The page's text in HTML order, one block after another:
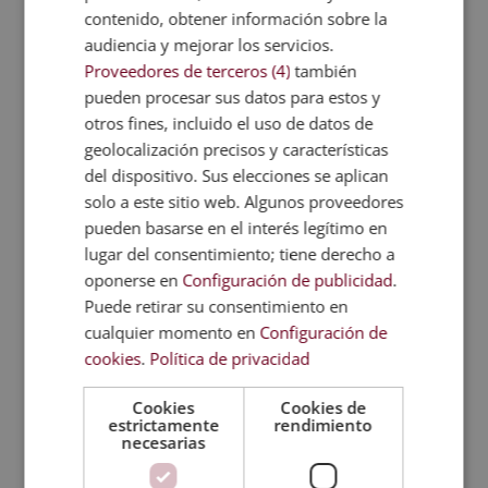
Los conocimientos adquiridos tienen una
aplicación directa en situaciones reales,
como en elanálisis de contratosantes de
firmarlos, detectar posiblesriesgos legales
y tomardecisiones informadas en
operaciones inmobiliarias
. También
resultan útiles para gestionar alquileres,
entender la carga fiscal de una inversión o
interpretar la normativa urbanística antes
de iniciar un proyecto.
En el ámbito profesional, facilitan la
comunicación con abogados, notarios o
aportan una base sólida para participar en
proyectos inmobiliarios, desde pequeñas
inversiones hasta promociones más
contenido, obtener información sobre la
audiencia y mejorar los servicios.
Proveedores de terceros (4) también
pueden procesar sus datos para estos y
otros fines, incluido el uso de datos de
geolocalización precisos y características
del dispositivo. Sus elecciones se aplican
solo a este sitio web. Algunos proveedores
pueden basarse en el interés legítimo en
lugar del consentimiento; tiene derecho a
oponerse en Configuración de publicidad.
Puede retirar su consentimiento en
cualquier momento en Configuración de
cookies. Política de privacidad
Cookies
estrictamente
necesarias
Cookies de
rendimiento